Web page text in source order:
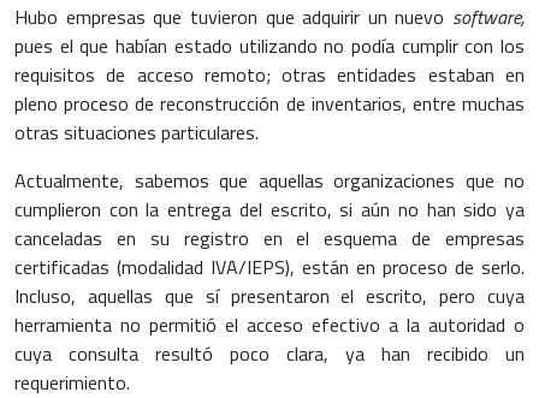
Hubo empresas que tuvieron que adquirir un nuevo software,
pues el que habían estado utilizando no podía cumplir con los
requisitos de acceso remoto; otras entidades estaban en
pleno proceso de reconstrucción de inventarios, entre muchas
otras situaciones particulares.
Actualmente, sabemos que aquellas organizaciones que no
cumplieron con la entrega del escrito, si aún no han sido ya
canceladas en su registro en el esquema de empresas
certificadas (modalidad IVA/IEPS), están en proceso de serlo.
Incluso, aquellas que sí presentaron el escrito, pero cuya
herramienta no permitió el acceso efectivo a la autoridad o
cuya consulta resultó poco clara, ya han recibido un
requerimiento.